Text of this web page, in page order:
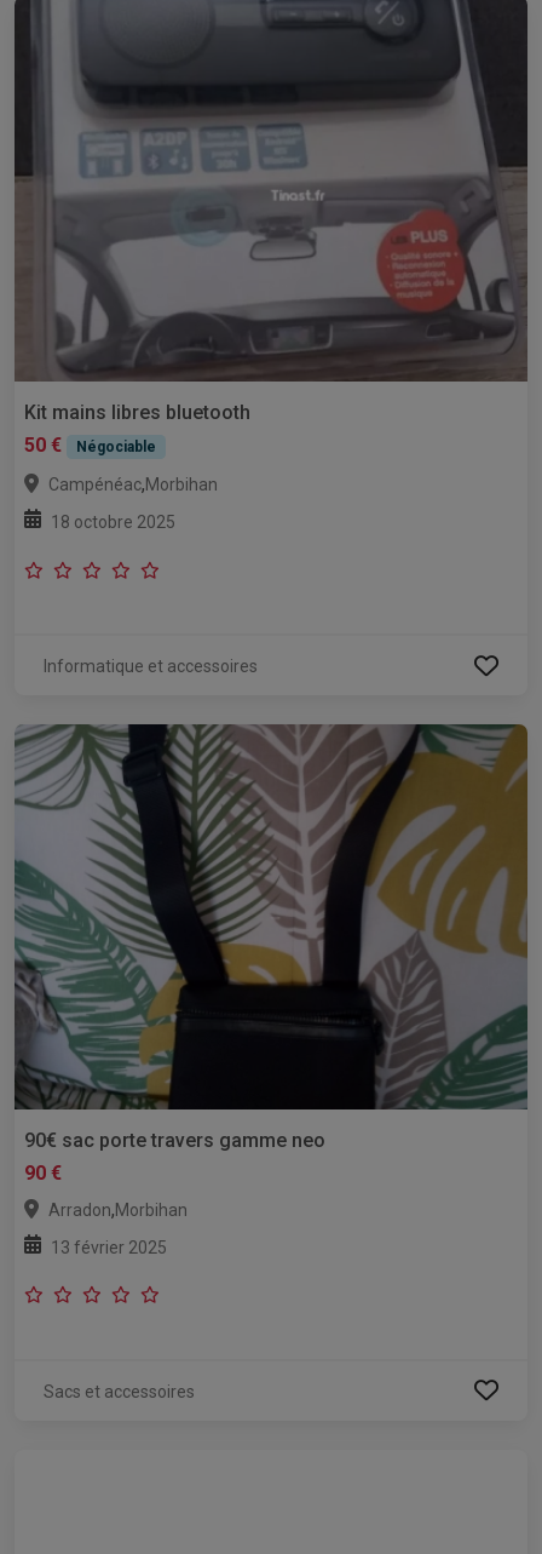
Kit mains libres bluetooth
50 €
Négociable
Campénéac,Morbihan
18 octobre 2025
Informatique et accessoires
90€ sac porte travers gamme neo
90 €
Arradon,Morbihan
13 février 2025
Sacs et accessoires